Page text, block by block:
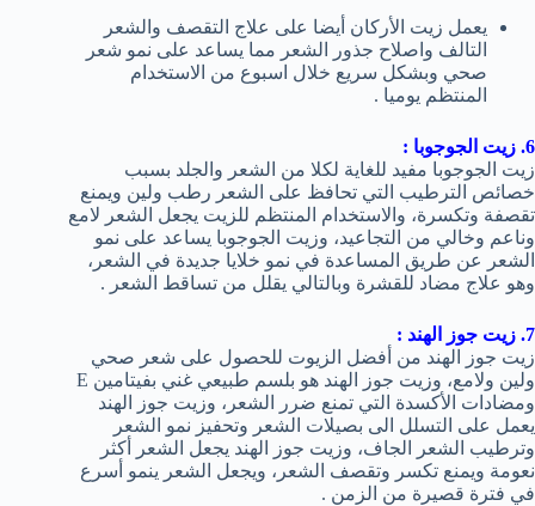
يعمل زيت الأركان أيضا على علاج التقصف والشعر
التالف واصلاح جذور الشعر مما يساعد على نمو شعر
صحي وبشكل سريع خلال اسبوع من الاستخدام
المنتظم يوميا .
6. زيت الجوجوبا :
زيت الجوجوبا مفيد للغاية لكلا من الشعر والجلد بسبب
خصائص الترطيب التي تحافظ على الشعر رطب ولين ويمنع
تقصفة وتكسرة، والاستخدام المنتظم للزيت يجعل الشعر لامع
وناعم وخالي من التجاعيد، وزيت الجوجوبا يساعد على نمو
الشعر عن طريق المساعدة في نمو خلايا جديدة في الشعر،
وهو علاج مضاد للقشرة وبالتالي يقلل من تساقط الشعر .
7. زيت جوز الهند :
زيت جوز الهند من أفضل الزيوت للحصول على شعر صحي
ولين ولامع، وزيت جوز الهند هو بلسم طبيعي غني بفيتامين E
ومضادات الأكسدة التي تمنع ضرر الشعر، وزيت جوز الهند
يعمل على التسلل الى بصيلات الشعر وتحفيز نمو الشعر
وترطيب الشعر الجاف، وزيت جوز الهند يجعل الشعر أكثر
نعومة ويمنع تكسر وتقصف الشعر، ويجعل الشعر ينمو أسرع
في فترة قصيرة من الزمن .